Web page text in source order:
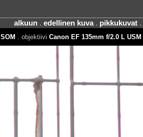
alkuun. edellinen kuva. pikkukuvat.
SOM . objektiivi Canon EF 135mm f/2.0 L USM